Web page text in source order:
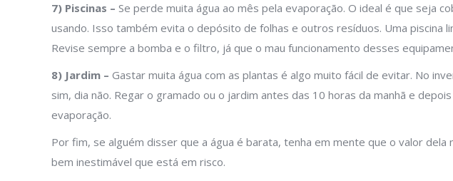
7) Piscinas – Se perde muita água ao mês pela evaporação. O ideal é que seja
usando. Isso também evita o depósito de folhas e outros resíduos. Uma piscina
Revise sempre a bomba e o filtro, já que o mau funcionamento desses
8) Jardim – Gastar muita água com as plantas é algo muito fácil de evitar. No
sim, dia não. Regar o gramado ou o jardim antes das 10 horas da manhã e
evaporação.
Por fim, se alguém disser que a água é barata, tenha em mente que o valor
bem inestimável que está em risco.